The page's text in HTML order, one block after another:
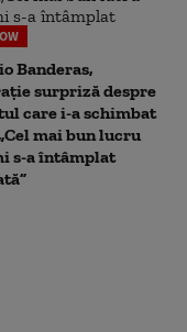
Banderas,
surpriză despre
care i-a schimbat
mai bun lucru
s-a întâmplat